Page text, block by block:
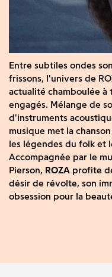
Entre subtiles ondes
frissons, l'univers de
actualité chamboulée
engagés. Mélange de
d'instruments
musique met la
les légendes du folk et
Accompagnée par le
Pierson, ROZA profite
désir de révolte, son
obsession pour la